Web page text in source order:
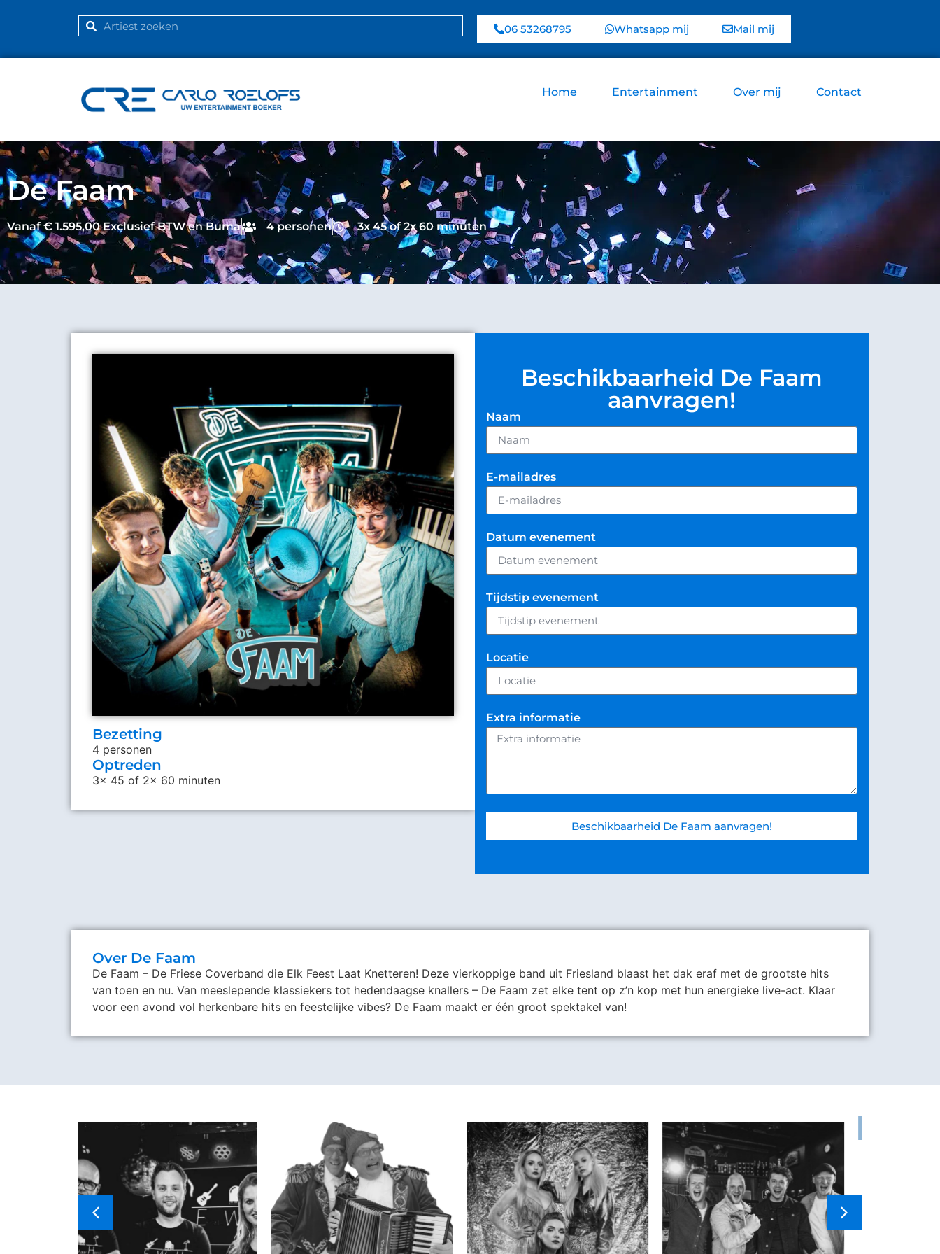
06 53268795 Whatsapp mij Mail mij
Home Entertainment Over mij Contact
De Faam
Vanaf € 1.595,00 Exclusief BTW en Buma 4 personen 3x 45 of 2x 60 minuten
Bezetting
4 personen
Optreden
3x 45 of 2x 60 minuten
Beschikbaarheid De Faam
aanvragen!
Naam
E-mailadres
Datum evenement
Tijdstip evenement
Locatie
Extra informatie
Beschikbaarheid De Faam aanvragen!
Over De Faam
De Faam – De Friese Coverband die Elk Feest Laat Knetteren! Deze vierkoppige band uit Friesland blaast het dak eraf met de grootste hits
van toen en nu. Van meeslepende klassiekers tot hedendaagse knallers – De Faam zet elke tent op z’n kop met hun energieke live-act. Klaar
voor een avond vol herkenbare hits en feestelijke vibes? De Faam maakt er één groot spektakel van!
Harder!